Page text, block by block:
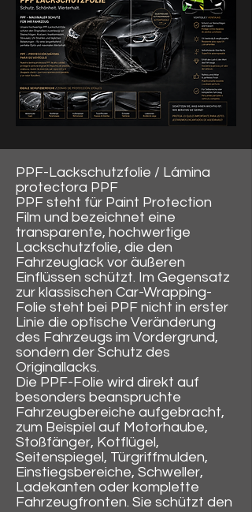
PPF-Lackschutzfolie / Lámina
protectora PPF
PPF steht für Paint Protection
Film und bezeichnet eine
transparente, hochwertige
Lackschutzfolie, die den
Fahrzeuglack vor äußeren
Einflüssen schützt. Im Gegensatz
zur klassischen Car-Wrapping-
Folie steht bei PPF nicht in erster
Linie die optische Veränderung
des Fahrzeugs im Vordergrund,
sondern der Schutz des
Originallacks.
Die PPF-Folie wird direkt auf
besonders beanspruchte
Fahrzeugbereiche aufgebracht,
zum Beispiel auf Motorhaube,
Stoßfänger, Kotflügel,
Seitenspiegel, Türgriffmulden,
Einstiegsbereiche, Schweller,
Ladekanten oder komplette
Fahrzeugfronten. Sie schützt den